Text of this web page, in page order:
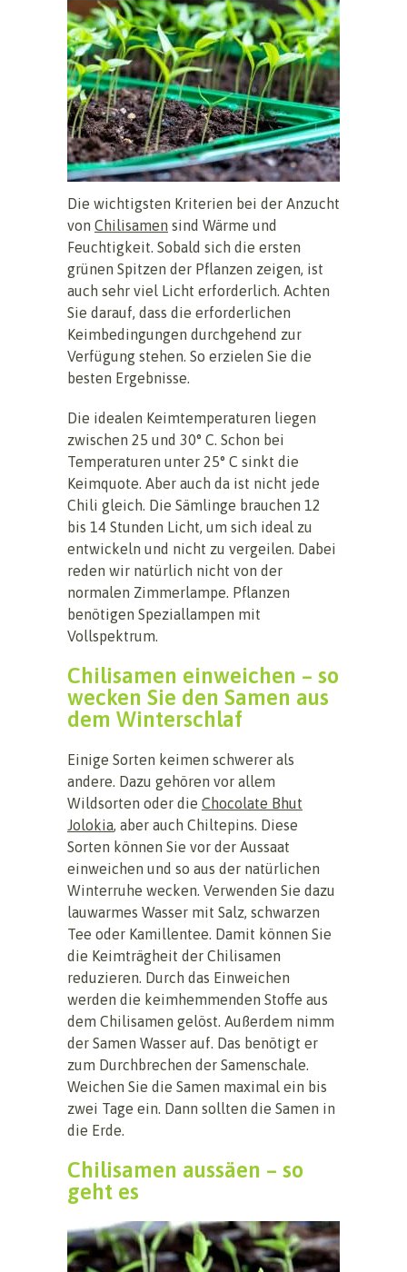
Die wichtigsten Kriterien bei der Anzucht
von Chilisamen sind Wärme und
Feuchtigkeit. Sobald sich die ersten
grünen Spitzen der Pflanzen zeigen, ist
auch sehr viel Licht erforderlich. Achten
Sie darauf, dass die erforderlichen
Keimbedingungen durchgehend zur
Verfügung stehen. So erzielen Sie die
besten Ergebnisse.
Die idealen Keimtemperaturen liegen
zwischen 25 und 30° C. Schon bei
Temperaturen unter 25° C sinkt die
Keimquote. Aber auch da ist nicht jede
Chili gleich. Die Sämlinge brauchen 12
bis 14 Stunden Licht, um sich ideal zu
entwickeln und nicht zu vergeilen. Dabei
reden wir natürlich nicht von der
normalen Zimmerlampe. Pflanzen
benötigen Speziallampen mit
Vollspektrum.
Chilisamen einweichen – so
wecken Sie den Samen aus
dem Winterschlaf
Einige Sorten keimen schwerer als
andere. Dazu gehören vor allem
Wildsorten oder die Chocolate Bhut
Jolokia, aber auch Chiltepins. Diese
Sorten können Sie vor der Aussaat
einweichen und so aus der natürlichen
Winterruhe wecken. Verwenden Sie dazu
lauwarmes Wasser mit Salz, schwarzen
Tee oder Kamillentee. Damit können Sie
die Keimträgheit der Chilisamen
reduzieren. Durch das Einweichen
werden die keimhemmenden Stoffe aus
dem Chilisamen gelöst. Außerdem nimm
der Samen Wasser auf. Das benötigt er
zum Durchbrechen der Samenschale.
Weichen Sie die Samen maximal ein bis
zwei Tage ein. Dann sollten die Samen in
die Erde.
Chilisamen aussäen – so
geht es